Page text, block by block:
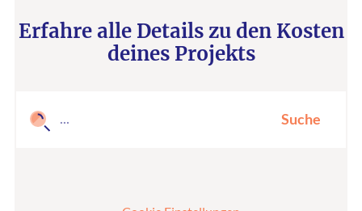
Erfahre alle Details zu den Kosten
deines Projekts
Suche